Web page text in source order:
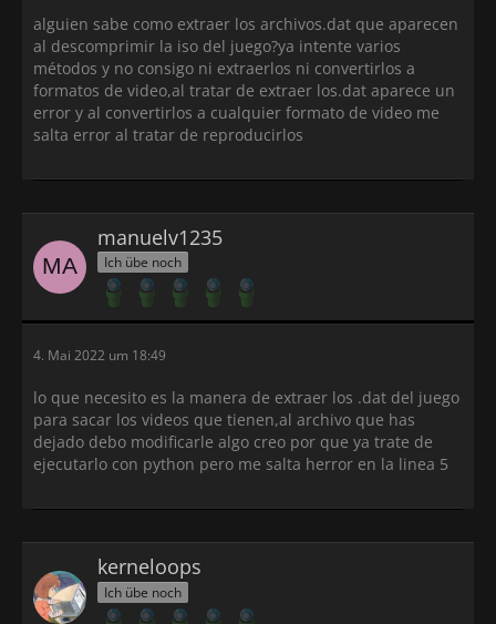
Mitglieder:
Epix (Coding, Übersetzer der Grafiken, Tester)
Daszto Lio (deutsche und englische Übersetzung)
kratos (Programmierer des Übersetzungstools)
Jay-Jay (englische Übersetzung)
1. Gameplay:
Externer Inhalt
Inhalte von externen Seiten werden ohne Ihre
Zustimmung nicht automatisch geladen und
angezeigt.
damit einverstanden, dass personenbezogene Daten an
Drittplattformen übermittelt werden. Mehr Informationen
dazu haben wir in unserer Datenschutzerklärung zur
Verfügung gestellt.
alguien sabe como extraer los archivos.dat que aparecen
al descomprimir la iso del juego?ya intente varios
métodos y no consigo ni extraerlos ni convertirlos a
formatos de video,al tratar de extraer los.dat aparece un
error y al convertirlos a cualquier formato de video me
salta error al tratar de reproducirlos
manuelv1235
Ich übe noch
4. Mai 2022 um 18:49
lo que necesito es la manera de extraer los .dat del juego
para sacar los videos que tienen,al archivo que has
dejado debo modificarle algo creo por que ya trate de
ejecutarlo con python pero me salta herror en la linea 5
kerneloops
Ich übe noch